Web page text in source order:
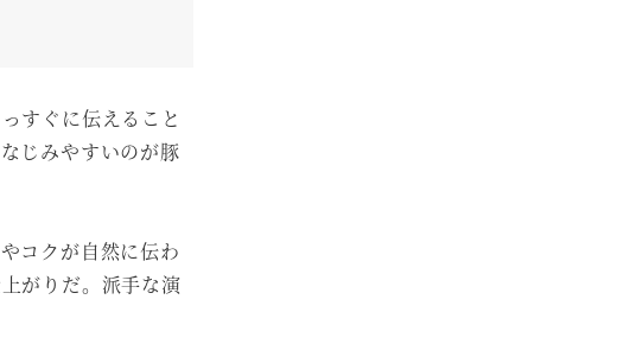
すぐに伝えること
じみやすいのが豚
コクが自然に伝わ
がりだ。派手な演